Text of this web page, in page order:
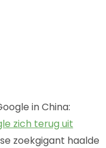
in China:
zich terug uit
zoekgigant haalde